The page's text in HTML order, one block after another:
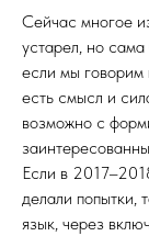
Сейчас многое
устарел, но
если мы
есть смысл и
возможно с
Если в
делали попытки,
язык, через